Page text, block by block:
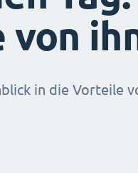
von
in die Vorteile